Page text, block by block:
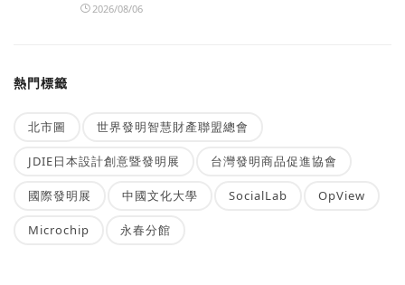
2026/08/06
熱門標籤
北市圖 世界發明智慧財產聯盟總會
JDIE日本設計創意暨發明展 台灣發明商品促進協會
國際發明展 中國文化大學 SocialLab OpView
Microchip 永春分館